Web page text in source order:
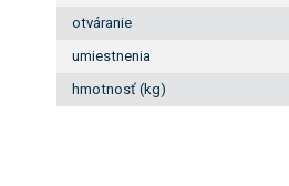
otváranie
umiestnenia
hmotnosť (kg)